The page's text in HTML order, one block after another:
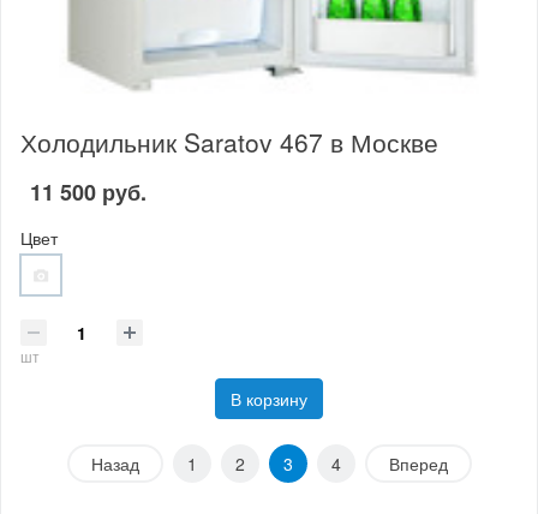
Холодильник Saratov 467 в Москве
11 500 руб.
Цвет
шт
В корзину
Назад 1 2 3 4 Вперед